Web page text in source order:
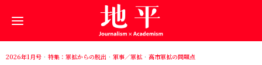
2026年1月号 · 特集：軍拡からの脱出 · 軍事／軍拡 · 高市軍拡の問題点